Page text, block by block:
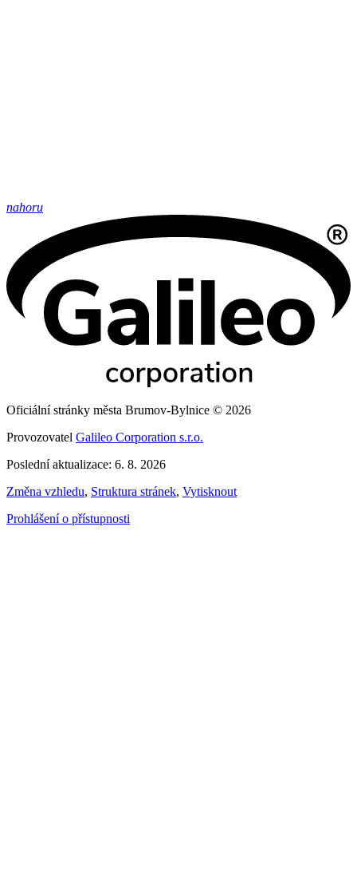
nahoru
Oficiální stránky města Brumov-Bylnice © 2026
Provozovatel Galileo Corporation s.r.o.
Poslední aktualizace: 6. 8. 2026
Změna vzhledu, Struktura stránek, Vytisknout
Prohlášení o přístupnosti